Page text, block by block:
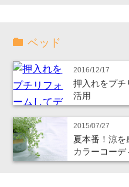
ベッド
2016/12/17
押入れをプチ
活用
2015/07/27
夏本番！涼
カラーコーデ